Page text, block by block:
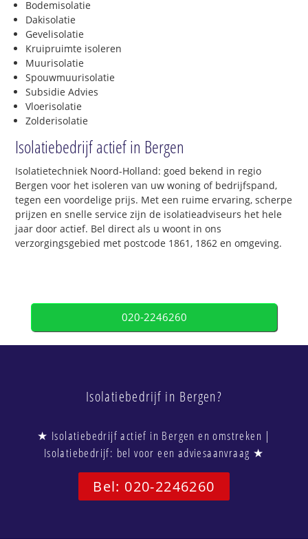
Bodemisolatie
Dakisolatie
Gevelisolatie
Kruipruimte isoleren
Muurisolatie
Spouwmuurisolatie
Subsidie Advies
Vloerisolatie
Zolderisolatie
Isolatiebedrijf actief in Bergen
Isolatietechniek Noord-Holland: goed bekend in regio
Bergen voor het isoleren van uw woning of bedrijfspand,
tegen een voordelige prijs. Met een ruime ervaring, scherpe
prijzen en snelle service zijn de isolatieadviseurs het hele
jaar door actief. Bel direct als u woont in ons
verzorgingsgebied met postcode 1861, 1862 en omgeving.
020-2246260
Isolatiebedrijf in Bergen?
★ Isolatiebedrijf actief in Bergen en omstreken |
Isolatiebedrijf: bel voor een adviesaanvraag ★
Bel: 020-2246260